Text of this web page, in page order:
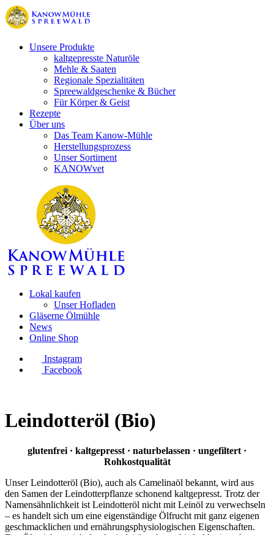
Unsere Produkte
kaltgepresste Naturöle
Mehle & Saaten
Regionale Spezialitäten
Spreewaldgeschenke & Bücher
Für Körper & Geist
Rezepte
Über uns
Das Team Kanow-Mühle
Herstellungsprozess
Unser Sortiment
KANOWvet
Lokal kaufen
Unser Hofladen
Gläserne Ölmühle
News
Online Shop
Instagram
Facebook
Leindotteröl (Bio)
glutenfrei · kaltgepresst · naturbelassen · ungefiltert ·
Rohkostqualität
Unser Leindotteröl (Bio), auch als Camelinaöl bekannt, wird aus
den Samen der Leindotterpflanze schonend kaltgepresst. Trotz der
Namensähnlichkeit ist Leindotteröl nicht mit Leinöl zu verwechseln
– es handelt sich um eine eigenständige Ölfrucht mit ganz eigenen
geschmacklichen und ernährungsphysiologischen Eigenschaften.